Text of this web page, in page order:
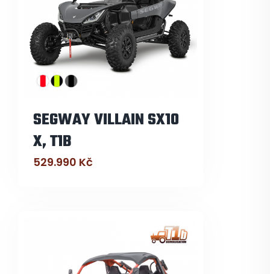
SEGWAY VILLAIN SX10
X, T1B
529.990 Kč